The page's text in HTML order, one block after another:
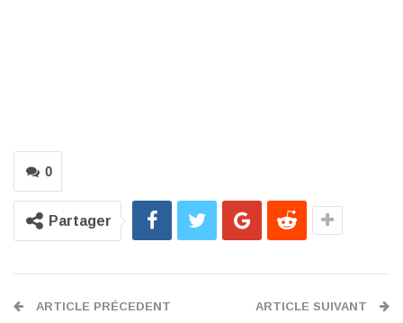
0
Partager
ARTICLE PRÉCEDENT ARTICLE SUIVANT